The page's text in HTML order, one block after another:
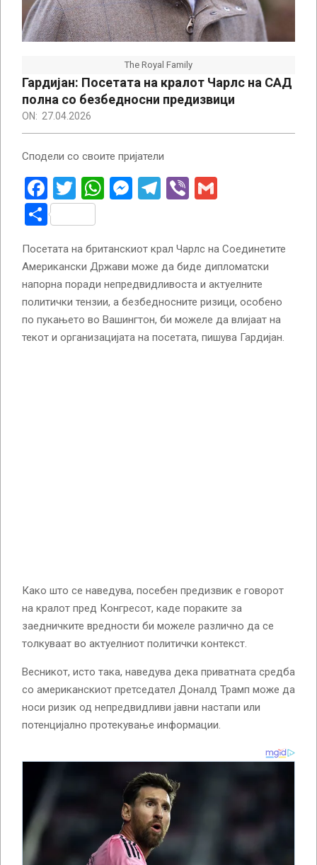
The Royal Family
Гардијан: Посетата на кралот Чарлс на САД
полна со безбедносни предизвици
ON: 27.04.2026
Сподели со своите пријатели
Facebook
Twitter
WhatsApp
Messenger
Telegram
Viber
Share
Посетата на британскиот крал Чарлс на Соединетите
Американски Држави може да биде дипломатски
напорна поради непредвидливоста и актуелните
политички тензии, а безбедносните ризици, особено
по пукањето во Вашингтон, би можеле да влијаат на
текот и организацијата на посетата, пишува Гардијан.
Како што се наведува, посебен предизвик е говорот
на кралот пред Конгресот, каде пораките за
заедничките вредности би можеле различно да се
толкуваат во актуелниот политички контекст.
Весникот, исто така, наведува дека приватната средба
со американскиот претседател Доналд Трамп може да
носи ризик од непредвидливи јавни настапи или
потенцијално протекување информации.